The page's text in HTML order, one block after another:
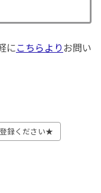
にこちらよりお問い
録ください★